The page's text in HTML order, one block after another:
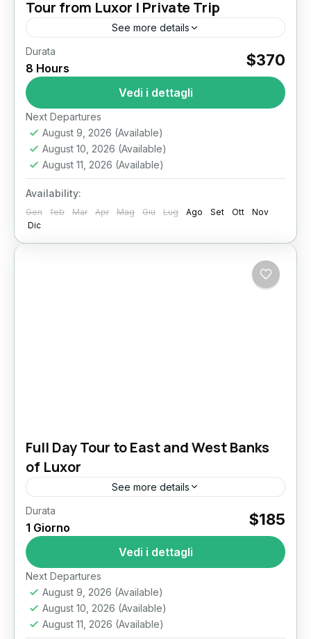
Tour from Luxor | Private Trip
See more details
Dendara and Abydos
Dendara and Abydos Temples Day Tour from
Luxor Step beyond the most visited
monuments of Luxor and discover two of
Upper Egypt’s most extraordinary sacred...
Luxor
Durata
8 Hours $370
Vedi i dettagli
Next Departures
August 9, 2026 (Available)
August 10, 2026 (Available)
August 11, 2026 (Available)
Availability:
Gen feb Mar Apr Mag Giu Lug Ago Set Ott
Nov
Dic
Full Day Tour to East and West Banks
of Luxor
See more details
Luxor East
Full Day Tour to East and West Banks of Luxor
Private Luxor East and West Bank Tour – The
Ultimate One-Day Highlights Experience
Imagine standing...
Luxor
Durata
1 Giorno $185
Vedi i dettagli
Next Departures
August 9, 2026 (Available)
August 10, 2026 (Available)
August 11, 2026 (Available)